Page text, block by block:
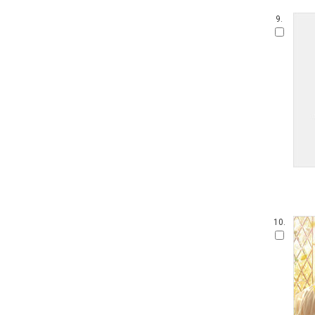
9.
10.